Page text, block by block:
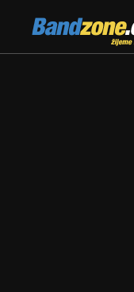
Bandzone.cz
žijeme hudbou